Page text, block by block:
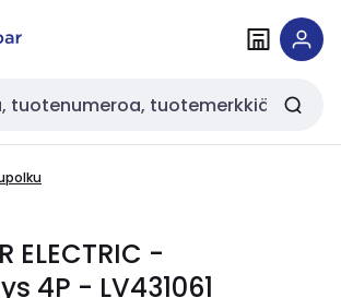
ELECTRIC -
4P - LV431061